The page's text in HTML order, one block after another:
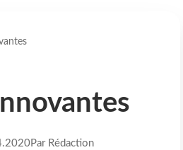
Par Rédaction